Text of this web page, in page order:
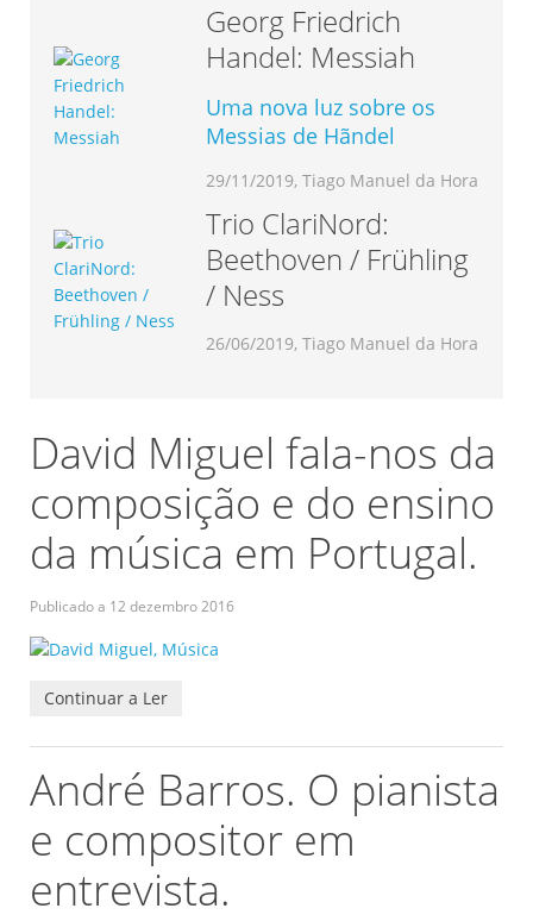
Georg Friedrich
Handel: Messiah
Uma nova luz sobre os
Messias de Hãndel
29/11/2019, Tiago Manuel da Hora
Trio ClariNord:
Beethoven / Frühling
/ Ness
26/06/2019, Tiago Manuel da Hora
David Miguel fala-nos da
composição e do ensino
da música em Portugal.
Publicado a 12 dezembro 2016
Continuar a Ler
André Barros. O pianista
e compositor em
entrevista.